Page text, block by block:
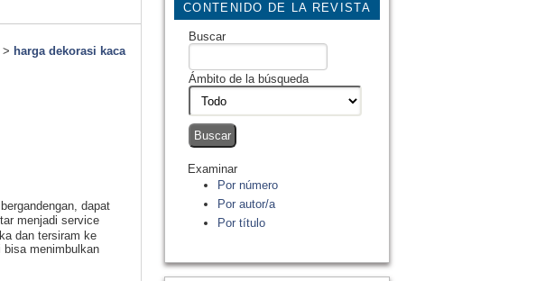
CONTENIDO DE LA REVISTA
Buscar
Ámbito de la búsqueda
Examinar
Por número
Por autor/a
Por título
> harga dekorasi kaca
dapat
menjadi service
dan tersiram ke
bisa menimbulkan